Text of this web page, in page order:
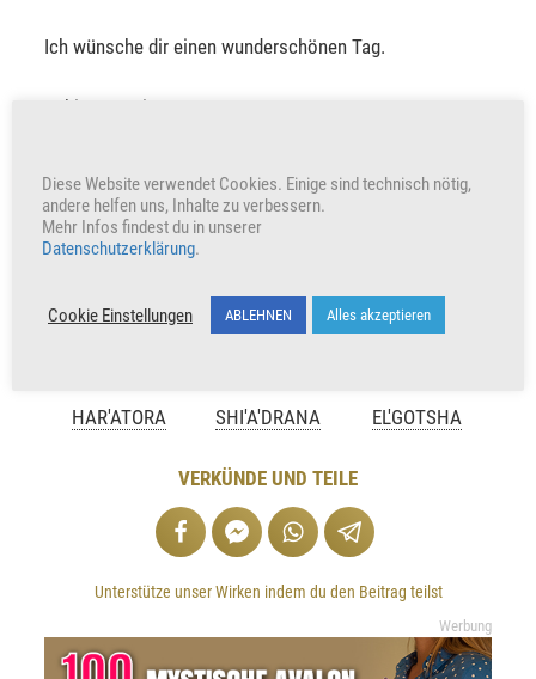
Ich wünsche dir einen wunderschönen Tag.
Sabine Sangitar
+323 Herzen freuen auch uns
HAR'ATORA SHI'A'DRANA EL'GOTSHA
VERKÜNDE UND TEILE
Unterstütze unser Wirken indem du den Beitrag teilst
Werbung
Diese Website verwendet Cookies. Einige sind technisch nötig,
andere helfen uns, Inhalte zu verbessern.
Mehr Infos findest du in unserer
Datenschutzerklärung.
Cookie Einstellungen ABLEHNEN Alles akzeptieren